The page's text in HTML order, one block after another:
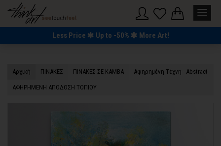
Less Price Up to -50% More Art!
Αρχική ΠΙΝΑΚΕΣ ΠΙΝΑΚΕΣ ΣΕ ΚΑΜΒΑ Αφηρημένη Τέχνη - Abstract
ΑΦΗΡΗΜΕΝΗ ΑΠΟΔΟΣΗ ΤΟΠΙΟΥ